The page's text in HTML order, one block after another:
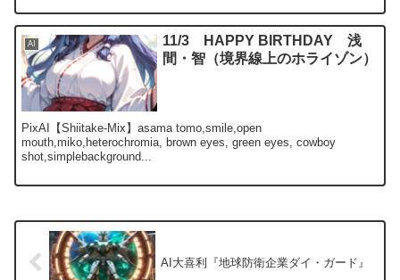
AI
11/3 HAPPY BIRTHDAY 浅
間・智（境界線上のホライゾン）
PixAI【Shiitake-Mix】asama tomo,smile,open
mouth,miko,heterochromia, brown eyes, green eyes, cowboy
shot,simplebackground...
AI大喜利『地球防衛企業ダイ・ガード』